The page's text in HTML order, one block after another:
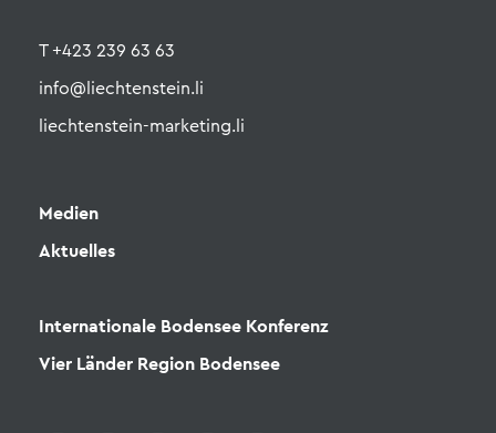
T +423 239 63 63
info@liechtenstein.li
liechtenstein-marketing.li
Medien
Aktuelles
Internationale Bodensee Konferenz
Vier Länder Region Bodensee